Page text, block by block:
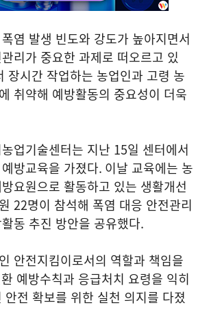
염 발생 빈도와 강도가 높아지면서
리가 중요한 과제로 떠오르고 있
장시간 작업하는 농업인과 고령 농
취약해 예방활동의 중요성이 더욱
업기술센터는 지난 15일 센터에서
방교육을 가졌다. 이날 교육에는 농
요원으로 활동하고 있는 생활개선
22명이 참석해 폭염 대응 안전관리
동 추진 방안을 공유했다.
안전지킴이로서의 역할과 책임을
예방수칙과 응급처치 요령을 익히
안전 확보를 위한 실천 의지를 다졌